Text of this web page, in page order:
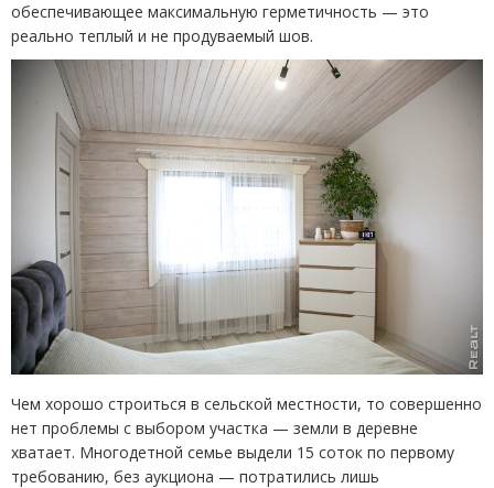
обеспечивающее максимальную герметичность — это
реально теплый и не продуваемый шов.
Чем хорошо строиться в сельской местности, то совершенно
нет проблемы с выбором участка — земли в деревне
хватает. Многодетной семье выдели 15 соток по первому
требованию, без аукциона — потратились лишь